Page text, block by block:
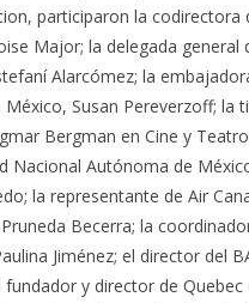
participaron la codirectora
Major; la delegada general
Alarcómez; la
México, Susan Pereverzoff; la
Bergman en Cine y
Nacional Autónoma de
la representante de Air
Becerra; la
Jiménez; el director del
fundador y director de Quebec